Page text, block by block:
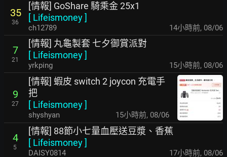
35
36
[情報] GoShare 騎乘金 25x1
[ Lifeismoney]
ch12789 14小時前, 08/06
7
21
[情報] 丸龜製套 七夕御賞派對
[ Lifeismoney]
yrkping 15小時前, 08/06
9
27
[情報] 蝦皮 switch 2 joycon 充電手
把
[ Lifeismoney]
shyshyan 15小時前, 08/06
4
5
[情報] 88節小七量血壓送豆漿、香蕉
[ Lifeismoney]
DAISY0814 17小時前, 08/06